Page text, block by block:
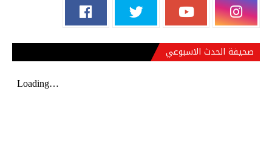
صحيفة الحدث الاسبوعي